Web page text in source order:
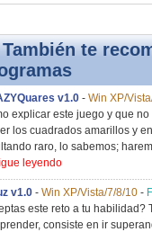
te
v1.0 - Win XP/
explicar este juego y que
los cuadrados amarillos y
raro, lo sabemos;
leyendo
v1.0 - Win XP/Vista/7/8/10 -
este reto a tu habilidad?
consiste en ir